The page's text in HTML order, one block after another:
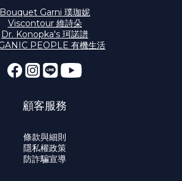
Bouquet Garni 璞珈妮
Viscontour 維詩朵
Dr. Konopka's 珂諾譜
PEOPLE 有機生活
顧客服務
條款與細則
隱私權政策
防詐騙宣導